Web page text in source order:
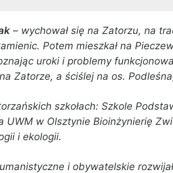
– wychował się na Zatorzu, na
Potem mieszkał na
uroki i problemy
Zatorze, a ściślej na os.
szkołach: Szkole
UWM w Olsztynie Bioinżynierię
i ekologii.
i obywatelskie